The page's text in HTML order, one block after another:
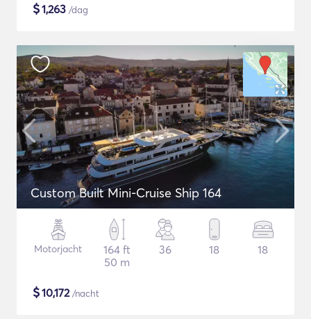
$1,263 /dag
Custom Built Mini-Cruise Ship 164
Motorjacht
164 ft
50 m
36 18 18
$10,172/nacht